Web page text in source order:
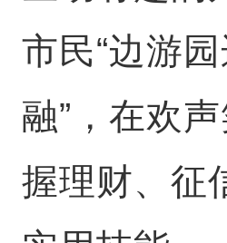
市民“边游
融”，在欢
握理财、征